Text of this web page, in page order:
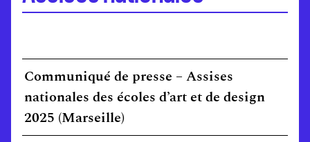
Visite virtuelle des écoles
Assises nationales
EuroFabrique
Événements
Accompagnement des établissements
Communiqué de presse – Assises
nationales des écoles d’art et de design
2025 (Marseille)